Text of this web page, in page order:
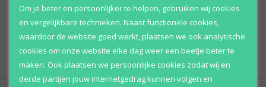
100% originele Afhalen
Qshops Keurmerk
Om je beter en persoonlijker te helpen, gebruiken wij cookies
en vergelijkbare technieken. Naast functionele cookies,
waardoor de website goed werkt, plaatsen we ook analytische
cookies om onze website elke dag weer een beetje beter te
maken. Ook plaatsen we persoonlijke cookies zodat wij en
derde partijen jouw internetgedrag kunnen volgen en